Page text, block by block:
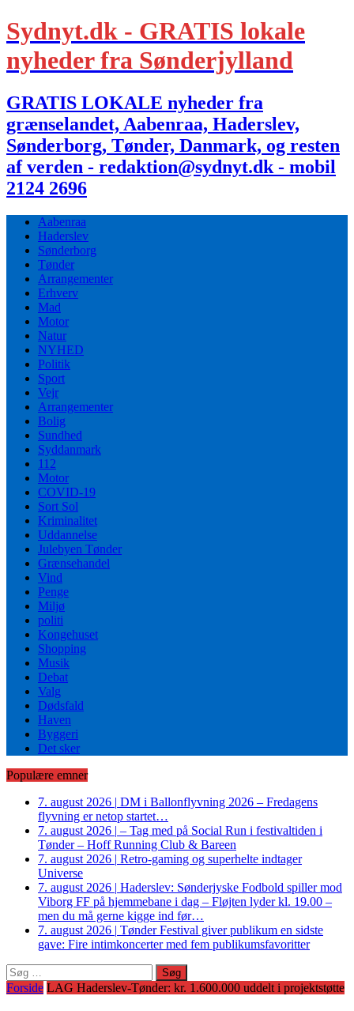
Sydnyt.dk - GRATIS lokale
nyheder fra Sønderjylland
GRATIS LOKALE nyheder fra
grænselandet, Aabenraa, Haderslev,
Sønderborg, Tønder, Danmark, og resten
af verden - redaktion@sydnyt.dk - mobil
2124 2696
Aabenraa
Haderslev
Sønderborg
Tønder
Arrangementer
Erhverv
Mad
Motor
Natur
NYHED
Politik
Sport
Vejr
Arrangementer
Bolig
Sundhed
Syddanmark
112
Motor
COVID-19
Sort Sol
Kriminalitet
Uddannelse
Julebyen Tønder
Grænsehandel
Vind
Penge
Miljø
politi
Kongehuset
Shopping
Musik
Debat
Valg
Dødsfald
Haven
Byggeri
Det sker
Populære emner
7. august 2026 | DM i Ballonflyvning 2026 – Fredagens
flyvning er netop startet…
7. august 2026 | – Tag med på Social Run i festivaltiden i
Tønder – Hoff Running Club & Bareen
7. august 2026 | Retro-gaming og superhelte indtager
Universe
7. august 2026 | Haderslev: Sønderjyske Fodbold spiller mod
Viborg FF på hjemmebane i dag – Fløjten lyder kl. 19.00 –
men du må gerne kigge ind før…
7. august 2026 | Tønder Festival giver publikum en sidste
gave: Fire intimkoncerter med fem publikumsfavoritter
Søg
efter:
Forside LAG Haderslev-Tønder: kr. 1.600.000 uddelt i projektstøtte